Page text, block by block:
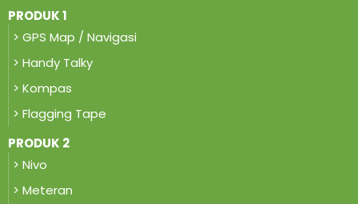
PRODUK 1
> GPS Map / Navigasi
> Handy Talky
> Kompas
> Flagging Tape
PRODUK 2
> Nivo
> Meteran